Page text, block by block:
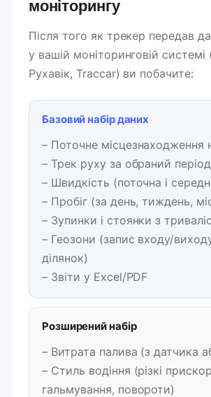
моніторингу
Після того як трекер передав
у вашій моніторинговій системі
Рухавік, Traccar) ви побачите:
Базовий набір даних
– Поточне місцезнаходження
– Трек руху за обраний період
– Швидкість (поточна і
– Пробіг (за день, тиждень,
– Зупинки і стоянки з
– Геозони (запис входу/
ділянок)
– Звіти у Excel/PDF
Розширений набір
– Витрата палива (з датчика
– Стиль водіння (різкі
гальмування, повороти)